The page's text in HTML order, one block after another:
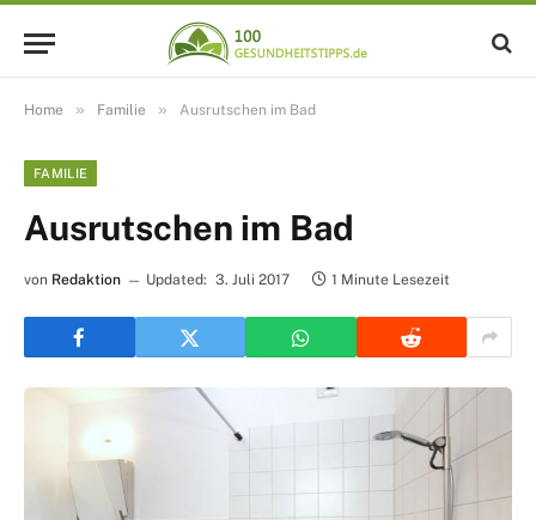
Home » Familie » Ausrutschen im Bad
FAMILIE
Ausrutschen im Bad
von Redaktion Updated: 3. Juli 2017 1 Minute Lesezeit